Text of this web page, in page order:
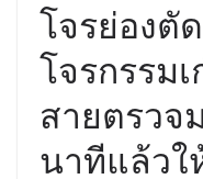
โจรย่องตั
โจรกรรม
สายตรวจ
นาทีแล้วใ